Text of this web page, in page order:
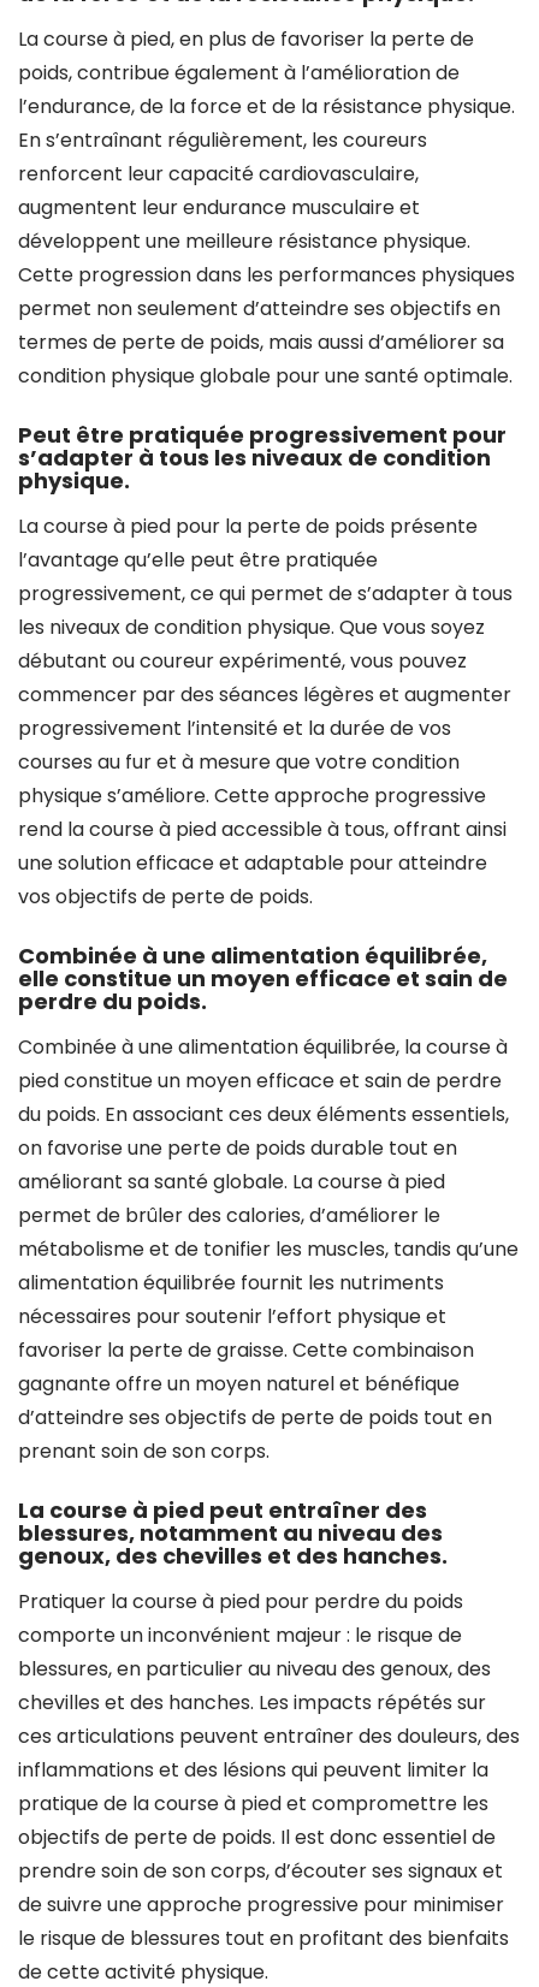
La course à pied, en plus de favoriser la perte de
poids, contribue également à l’amélioration de
l’endurance, de la force et de la résistance physique.
En s’entraînant régulièrement, les coureurs
renforcent leur capacité cardiovasculaire,
augmentent leur endurance musculaire et
développent une meilleure résistance physique.
Cette progression dans les performances physiques
permet non seulement d’atteindre ses objectifs en
termes de perte de poids, mais aussi d’améliorer sa
condition physique globale pour une santé optimale.
Peut être pratiquée progressivement pour
s’adapter à tous les niveaux de condition
physique.
La course à pied pour la perte de poids présente
l’avantage qu’elle peut être pratiquée
progressivement, ce qui permet de s’adapter à tous
les niveaux de condition physique. Que vous soyez
débutant ou coureur expérimenté, vous pouvez
commencer par des séances légères et augmenter
progressivement l’intensité et la durée de vos
courses au fur et à mesure que votre condition
physique s’améliore. Cette approche progressive
rend la course à pied accessible à tous, offrant ainsi
une solution efficace et adaptable pour atteindre
vos objectifs de perte de poids.
Combinée à une alimentation équilibrée,
elle constitue un moyen efficace et sain de
perdre du poids.
Combinée à une alimentation équilibrée, la course à
pied constitue un moyen efficace et sain de perdre
du poids. En associant ces deux éléments essentiels,
on favorise une perte de poids durable tout en
améliorant sa santé globale. La course à pied
permet de brûler des calories, d’améliorer le
métabolisme et de tonifier les muscles, tandis qu’une
alimentation équilibrée fournit les nutriments
nécessaires pour soutenir l’effort physique et
favoriser la perte de graisse. Cette combinaison
gagnante offre un moyen naturel et bénéfique
d’atteindre ses objectifs de perte de poids tout en
prenant soin de son corps.
La course à pied peut entraîner des
blessures, notamment au niveau des
genoux, des chevilles et des hanches.
Pratiquer la course à pied pour perdre du poids
comporte un inconvénient majeur : le risque de
blessures, en particulier au niveau des genoux, des
chevilles et des hanches. Les impacts répétés sur
ces articulations peuvent entraîner des douleurs, des
inflammations et des lésions qui peuvent limiter la
pratique de la course à pied et compromettre les
objectifs de perte de poids. Il est donc essentiel de
prendre soin de son corps, d’écouter ses signaux et
de suivre une approche progressive pour minimiser
le risque de blessures tout en profitant des bienfaits
de cette activité physique.